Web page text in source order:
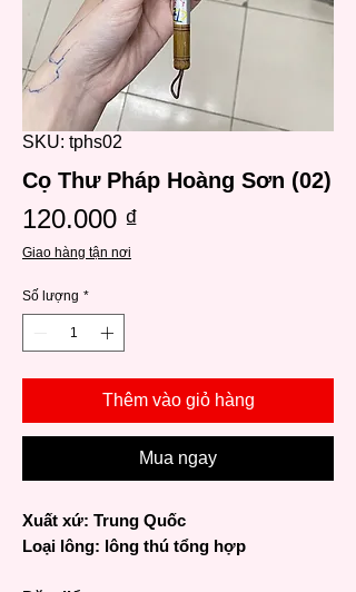
SKU: tphs02
Cọ Thư Pháp Hoàng Sơn (02)
120.000 ₫
Giao hàng tận nơi
Số lượng *
Thêm vào giỏ hàng
Mua ngay
Xuất xứ: Trung Quốc
Loại lông: lông thú tổng hợp